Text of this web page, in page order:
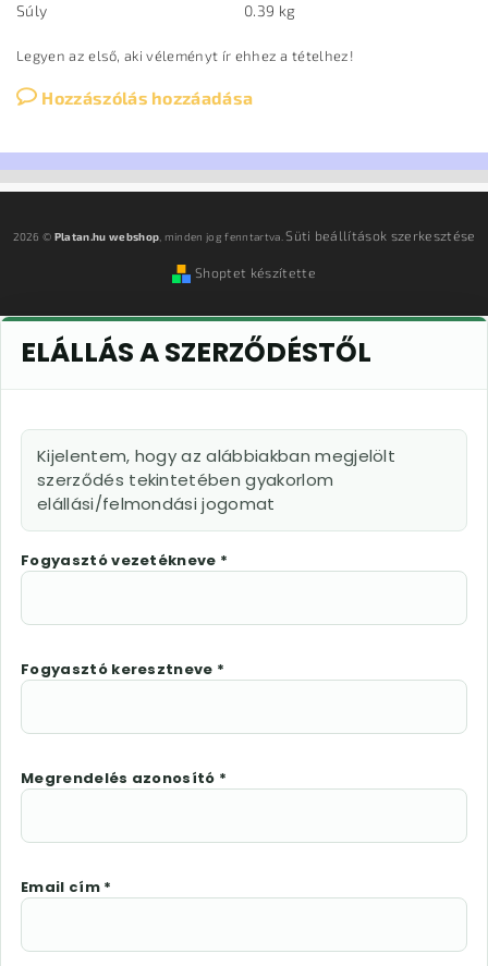
Súly 0.39 kg
Legyen az első, aki véleményt ír ehhez a tételhez!
Hozzászólás hozzáadása
2026 © Platan.hu webshop , minden jog fenntartva.Süti beállítások szerkesztése
Shoptet készítette
ELÁLLÁS A SZERZŐDÉSTŐL
Kijelentem, hogy az alábbiakban megjelölt
szerződés tekintetében gyakorlom
elállási/felmondási jogomat
Fogyasztó vezetékneve *
Fogyasztó keresztneve *
Megrendelés azonosító *
Email cím *